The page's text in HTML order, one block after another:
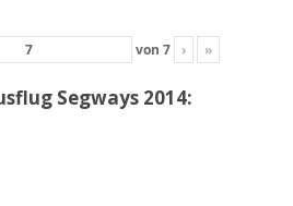
von 7 › »
Segways 2014: